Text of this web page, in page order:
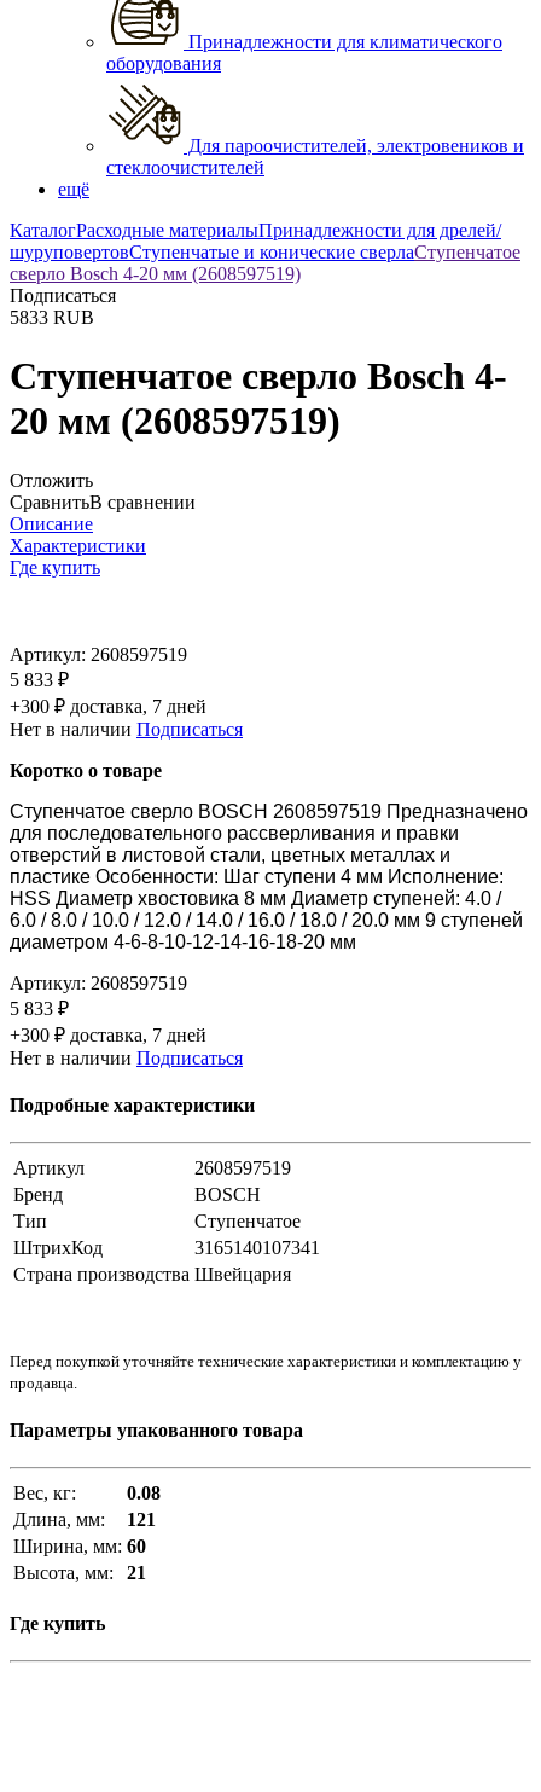
Принадлежности для климатического
оборудования
Для пароочистителей, электровеников и
стеклоочистителей
ещё
КаталогРасходные материалыПринадлежности для дрелей/
шуруповертовСтупенчатые и конические сверлаСтупенчатое
сверло Bosch 4-20 мм (2608597519)
Подписаться
5833 RUB
Ступенчатое сверло Bosch 4-
20 мм (2608597519)
Отложить
СравнитьВ сравнении
Описание
Характеристики
Где купить
Артикул: 2608597519
5 833 ₽
+300 ₽ доставка, 7 дней
Нет в наличии Подписаться
Коротко о товаре
Ступенчатое сверло BOSCH 2608597519 Предназначено
для последовательного рассверливания и правки
отверстий в листовой стали, цветных металлах и
пластике Особенности: Шаг ступени 4 мм Исполнение:
HSS Диаметр хвостовика 8 мм Диаметр ступеней: 4.0 /
6.0 / 8.0 / 10.0 / 12.0 / 14.0 / 16.0 / 18.0 / 20.0 мм 9 ступеней
диаметром 4-6-8-10-12-14-16-18-20 мм
Артикул: 2608597519
5 833 ₽
+300 ₽ доставка, 7 дней
Нет в наличии Подписаться
Подробные характеристики
Артикул
2608597519
Бренд
BOSCH
Тип
Ступенчатое
ШтрихКод
3165140107341
Страна производства Швейцария
Перед покупкой уточняйте технические характеристики и комплектацию у
продавца.
Параметры упакованного товара
Вес, кг:
0.08
Длина, мм:
121
Ширина, мм: 60
Высота, мм:
21
Где купить